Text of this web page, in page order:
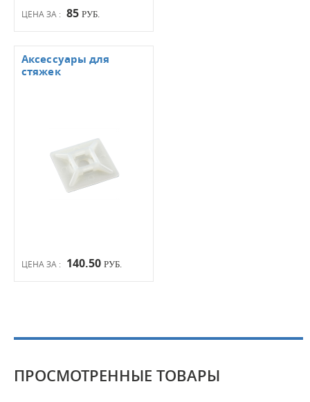
ЦЕНА ЗА : 85 РУБ.
ЦЕНА ЗА : 140.50 РУБ.
Аксессуары для
стяжек
ПРОСМОТРЕННЫЕ ТОВАРЫ